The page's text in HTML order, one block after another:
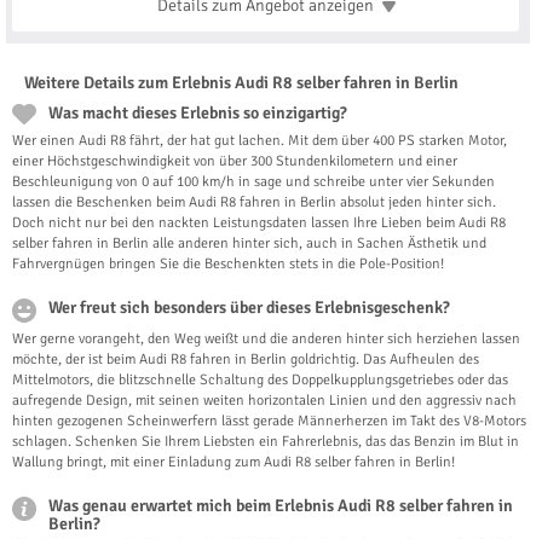
Details zum Angebotanzeigen
Weitere Details zum Erlebnis Audi R8 selber fahren in Berlin
Was macht dieses Erlebnis so einzigartig?
Wer einen Audi R8 fährt, der hat gut lachen. Mit dem über 400 PS starken Motor,
einer Höchstgeschwindigkeit von über 300 Stundenkilometern und einer
Beschleunigung von 0 auf 100 km/h in sage und schreibe unter vier Sekunden
lassen die Beschenken beim Audi R8 fahren in Berlin absolut jeden hinter sich.
Doch nicht nur bei den nackten Leistungsdaten lassen Ihre Lieben beim Audi R8
selber fahren in Berlin alle anderen hinter sich, auch in Sachen Ästhetik und
Fahrvergnügen bringen Sie die Beschenkten stets in die Pole-Position!
Wer freut sich besonders über dieses Erlebnisgeschenk?
Wer gerne vorangeht, den Weg weißt und die anderen hinter sich herziehen lassen
möchte, der ist beim Audi R8 fahren in Berlin goldrichtig. Das Aufheulen des
Mittelmotors, die blitzschnelle Schaltung des Doppelkupplungsgetriebes oder das
aufregende Design, mit seinen weiten horizontalen Linien und den aggressiv nach
hinten gezogenen Scheinwerfern lässt gerade Männerherzen im Takt des V8-Motors
schlagen. Schenken Sie Ihrem Liebsten ein Fahrerlebnis, das das Benzin im Blut in
Wallung bringt, mit einer Einladung zum Audi R8 selber fahren in Berlin!
Was genau erwartet mich beim Erlebnis Audi R8 selber fahren in
Berlin?